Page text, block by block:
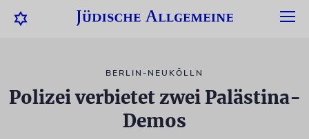
BERLIN-NEUKÖLLN
Polizei verbietet zwei Palästina-
Demos